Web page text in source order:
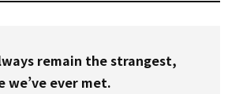
remain the strangest,
we’ve ever met.